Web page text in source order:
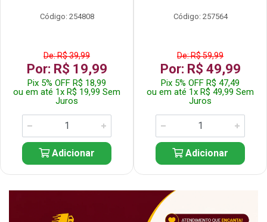
Código: 254808
De: R$ 39,99
Por: R$ 19,99
Pix 5% OFF R$ 18,99
ou em até 1x R$ 19,99 Sem
Juros
Adicionar
Código: 257564
De: R$ 59,99
Por: R$ 49,99
Pix 5% OFF R$ 47,49
ou em até 1x R$ 49,99 Sem
Juros
Adicionar